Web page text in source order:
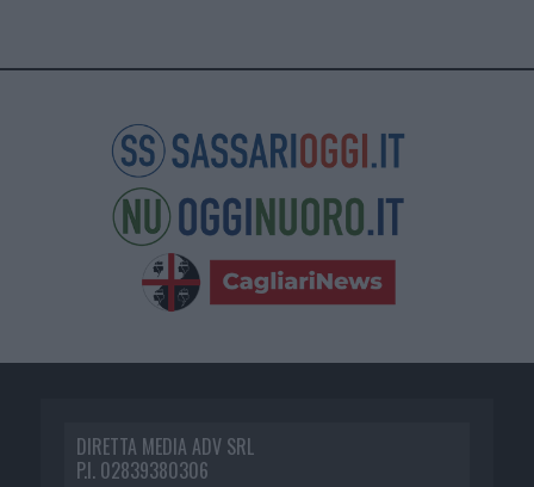
DIRETTA MEDIA ADV SRL
P.I. 02839380306